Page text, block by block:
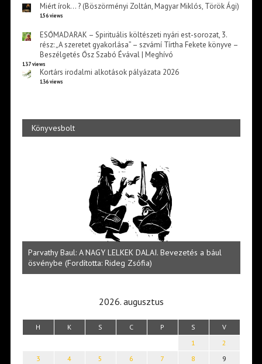
Miért írok… ? (Böszörményi Zoltán, Magyar Miklós, Török Ági)
156 views
ESŐMADARAK – Spirituális költészeti nyári est-sorozat, 3.
rész: „A szeretet gyakorlása” – szvámí Tírtha Fekete könyve –
Beszélgetés Ősz Szabó Évával | Meghívó
137 views
Kortárs irodalmi alkotások pályázata 2026
136 views
Könyvesbolt
Halmai Tamás: Megválaszolt érintés. Leveles Ibolya költői
világa
2026. augusztus
H K S C P S V
1
2
3
4 5 6 7 8
9